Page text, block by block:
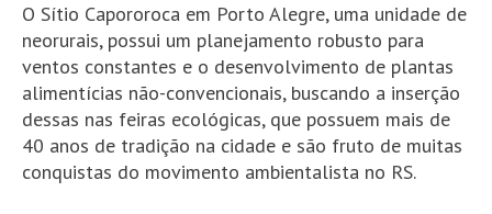
O Sítio Capororoca em Porto Alegre, uma unidade de
neorurais, possui um planejamento robusto para
ventos constantes e o desenvolvimento de plantas
alimentícias não-convencionais, buscando a inserção
dessas nas feiras ecológicas, que possuem mais de
40 anos de tradição na cidade e são fruto de muitas
conquistas do movimento ambientalista no RS.